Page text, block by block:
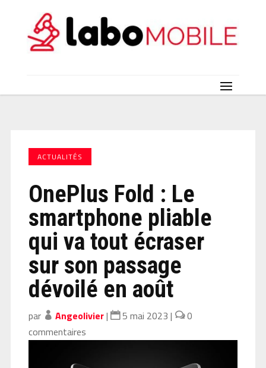
ACTUALITÉS
OnePlus Fold : Le
smartphone pliable
qui va tout écraser
sur son passage
dévoilé en août
par Angeolivier| 5 mai 2023 |
0
commentaires